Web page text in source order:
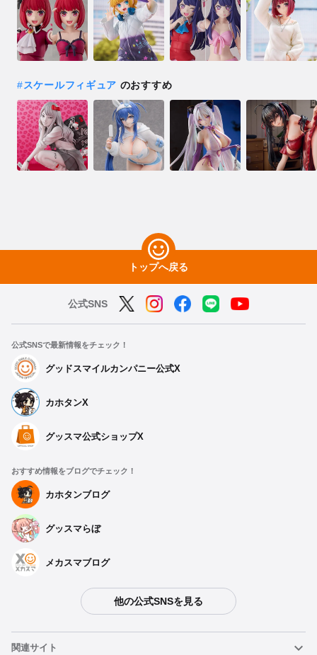
#スケールフィギュア のおすすめ
トップへ戻る
公式SNS
公式SNSで最新情報をチェック！
グッドスマイルカンパニー公式X
カホタンX
グッスマ公式ショップX
おすすめ情報をブログでチェック！
カホタンブログ
グッスマらぼ
メカスマブログ
他の公式SNSを見る
関連サイト